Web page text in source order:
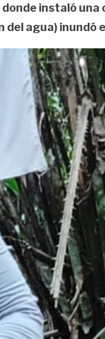
donde instaló una
agua) inundó